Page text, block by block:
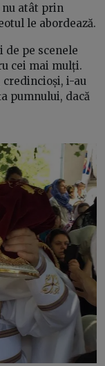
atât prin
le abordează.
de pe scenele
cei mai mulți.
i-au
pumnului, dacă